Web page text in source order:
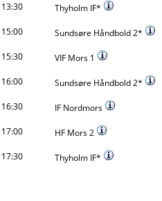
13:30
Thyholm IF*
15:00
Sundsøre Håndbold 2*
15:30
VIF Mors 1
16:00
Sundsøre Håndbold 2*
16:30
IF Nordmors
17:00
HF Mors 2
17:30 Thyholm IF*